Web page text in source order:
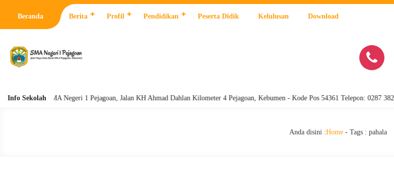
Beranda Berita Profil Pendidikan Peserta Didik Kelulusan Download
Info SekolahSMA Negeri 1 Pejagoan, Jalan KH Ahmad Dahlan Kilometer 4 Pejagoan, Kebumen - Kode Pos 54361 Telepon: 0287 382022
Anda disini :Home - Tags : pahala